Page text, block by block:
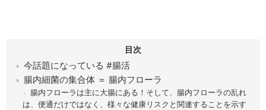
目次
今話題になっている #腸活
腸内細菌の集合体 ＝ 腸内フローラ
腸内フローラは主に大腸にある！そして、腸内フローラの乱れ
は、便通だけではなく、様々な健康リスクと関連することを示す